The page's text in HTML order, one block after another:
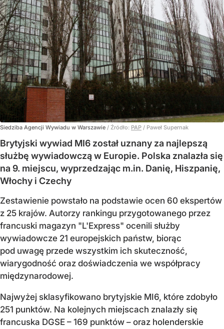
Siedziba Agencji Wywiadu w Warszawie / Źródło: PAP / Paweł Supernak
Brytyjski wywiad MI6 został uznany za najlepszą
służbę wywiadowczą w Europie. Polska znalazła się
na 9. miejscu, wyprzedzając m.in. Danię, Hiszpanię,
Włochy i Czechy
Zestawienie powstało na podstawie ocen 60 ekspertów
z 25 krajów. Autorzy rankingu przygotowanego przez
francuski magazyn "L'Express" ocenili służby
wywiadowcze 21 europejskich państw, biorąc
pod uwagę przede wszystkim ich skuteczność,
wiarygodność oraz doświadczenia we współpracy
międzynarodowej.
Najwyżej sklasyfikowano brytyjskie MI6, które zdobyło
251 punktów. Na kolejnych miejscach znalazły się
francuska DGSE – 169 punktów – oraz holenderskie